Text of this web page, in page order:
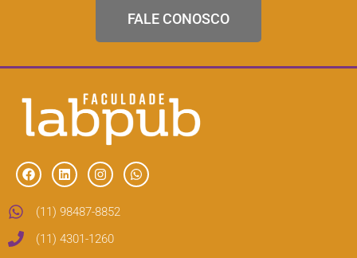
FALE CONOSCO
(11) 98487-8852
(11) 4301-1260